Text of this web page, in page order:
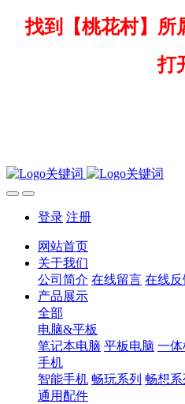
找到
【桃花村】
打
登录 注册
网站首页
关于我们
公司简介 在线留言 在线反
产品展示
全部
电脑&平板
笔记本电脑 平板电脑 一体
手机
智能手机 畅玩系列 畅想系
通用配件